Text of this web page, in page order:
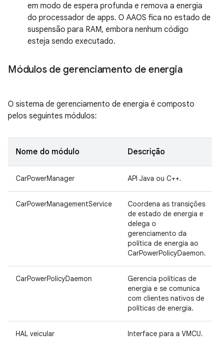
em modo de espera profunda e remova a energia
do processador de apps. O AAOS fica no estado de
suspensão para RAM, embora nenhum código
esteja sendo executado.
Módulos de gerenciamento de energia
O sistema de gerenciamento de energia é composto
pelos seguintes módulos:
Nome do módulo Descrição
CarPowerManager API Java ou C++.
CarPowerManagementService
Coordena as transições
de estado de energia e
delega o
gerenciamento da
política de energia ao
CarPowerPolicyDaemon.
CarPowerPolicyDaemon
Gerencia políticas de
energia e se comunica
com clientes nativos de
políticas de energia.
HAL veicular Interface para a VMCU.